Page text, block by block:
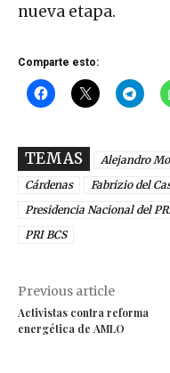
nueva etapa.
Comparte esto:
TEMAS Alejandro
Cárdenas
Fabrizio del
Presidencia Nacional del
PRI BCS
Previous article
Activistas contra reforma
energética de AMLO